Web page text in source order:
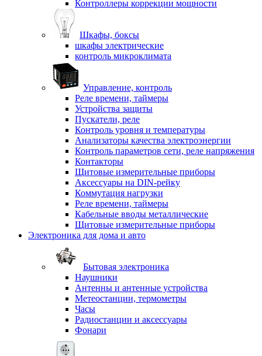
Контроллеры коррекции мощности
Шкафы, боксы
шкафы электрические
контроль микроклимата
Управление, контроль
Реле времени, таймеры
Устройства защиты
Пускатели, реле
Контроль уровня и температуры
Анализаторы качества электроэнергии
Контроль параметров сети, реле напряжения
Контакторы
Щитовые измерительные приборы
Аксессуары на DIN-рейку
Коммутация нагрузки
Реле времени, таймеры
Кабельные вводы металлические
Щитовые измерительные приборы
Электроника для дома и авто
Бытовая электроника
Наушники
Антенны и антенные устройства
Метеостанции, термометры
Часы
Радиостанции и аксессуары
Фонари